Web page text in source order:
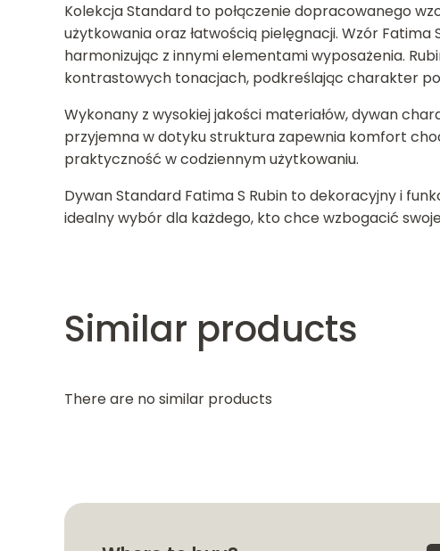
Kolekcja Standard to połączenie dopracowanego
użytkowania oraz łatwością pielęgnacji. Wzór
harmonizując z innymi elementami wyposażenia.
kontrastowych tonacjach, podkreślając charakter
Wykonany z wysokiej jakości materiałów, dywan
przyjemna w dotyku struktura zapewnia komfort
praktyczność w codziennym użytkowaniu.
Dywan Standard Fatima S Rubin to dekoracyjny i
idealny wybór dla każdego, kto chce wzbogacić
Similar products
There are no similar products